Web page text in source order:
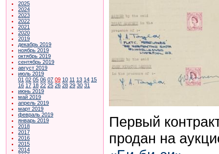
2025
2024
2023
2022
2021
2020
2019
декабрь 2019
ноябрь 2019
октябрь 2019
сентябрь 2019
август 2019
июль 2019
01 02 05 06 07 09 10 11 13 14 15
16 17 18 22 25 26 28 29 30 31
июнь 2019
май 2019
апрель 2019
март 2019
февраль 2019
январь 2019
2018
2017
2016
2015
2014
Первый
продан на